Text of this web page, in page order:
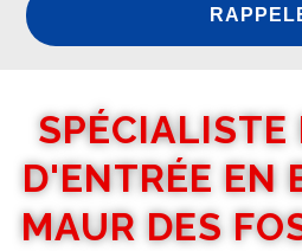
SPÉCIALISTE
D'ENTRÉE EN
MAUR DES